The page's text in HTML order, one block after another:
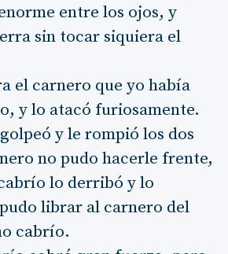
entre los ojos, y
sin tocar siquiera el
el carnero que yo había
y lo atacó furiosamente.
y le rompió los dos
no pudo hacerle frente,
lo derribó y lo
librar al carnero del
cabrío.